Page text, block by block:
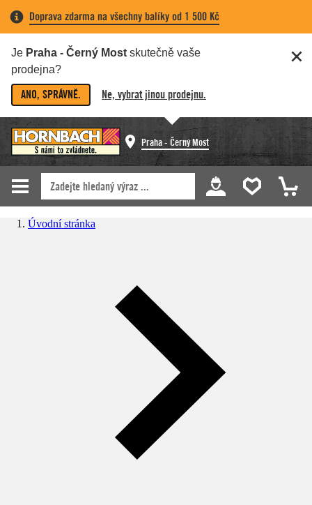
Doprava zdarma na všechny balíky od 1 500 Kč
Je Praha - Černý Most skutečně vaše
prodejna?
ANO, SPRÁVNĚ. Ne, vybrat jinou prodejnu.
Praha - Černý Most
Úvodní stránka